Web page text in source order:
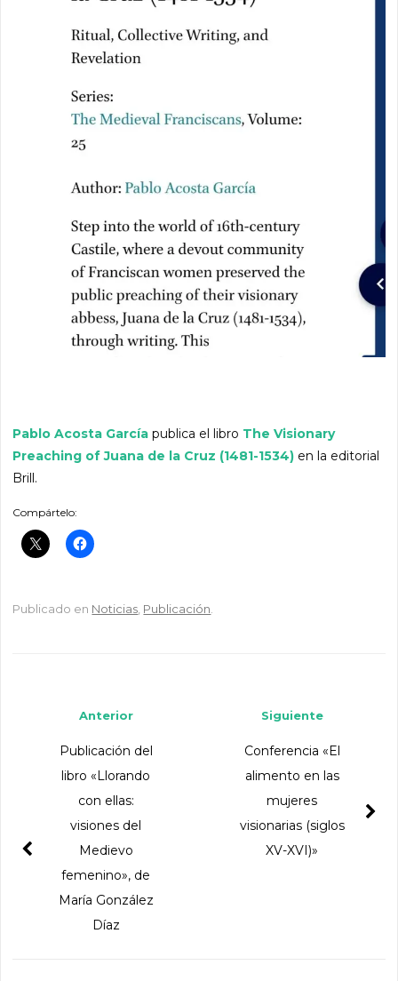
Pablo Acosta García publica el libro The Visionary
Preaching of Juana de la Cruz (1481-1534) en la editorial
Brill.
Compártelo:
Publicado en Noticias Publicación
Siguiente
Conferencia «El
alimento en las
mujeres
visionarias (siglos
XV-XVI)»
Anterior
Publicación del
libro «Llorando
con ellas:
visiones del
Medievo
femenino», de
María González
Díaz